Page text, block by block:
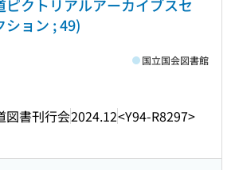
ピクトリアルアーカイブスセ
ション ; 49)
図書刊行会2024.12<Y94-R8297>
国立国会図書館